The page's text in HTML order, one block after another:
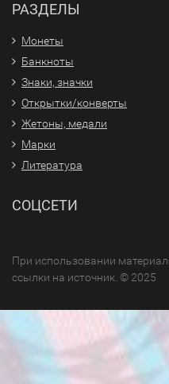
РАЗДЕЛЫ
Монеты
Банкноты
Знаки, значки
Открытки/конверты
Жетоны, медали
Марки
Литература
СОЦСЕТИ
При использовании
ссылки на источник. © 2025